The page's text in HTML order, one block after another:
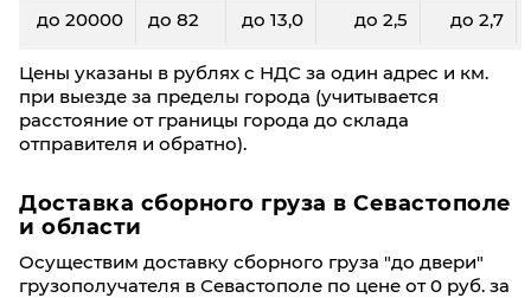
до 20000 до 82 до 13,0 до 2,5 до 2,7
Цены указаны в рублях с НДС за один адрес и км.
при выезде за пределы города (учитывается
расстояние от границы города до склада
отправителя и обратно).
Доставка сборного груза в Севастополе
и области
Осуществим доставку сборного груза "до двери"
грузополучателя в Севастополе по цене от 0 руб. за